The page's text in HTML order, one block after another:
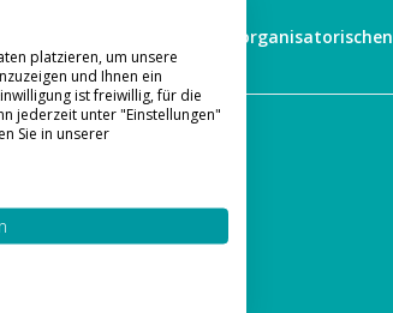
Abholung ist leider aus organisatorischen
uns
platzieren, um unsere
und Ihnen ein
ist freiwillig, für die
jederzeit unter "Einstellungen"
Sie in unserer